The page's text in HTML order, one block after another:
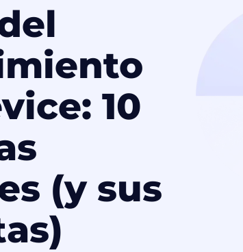
10
(y sus